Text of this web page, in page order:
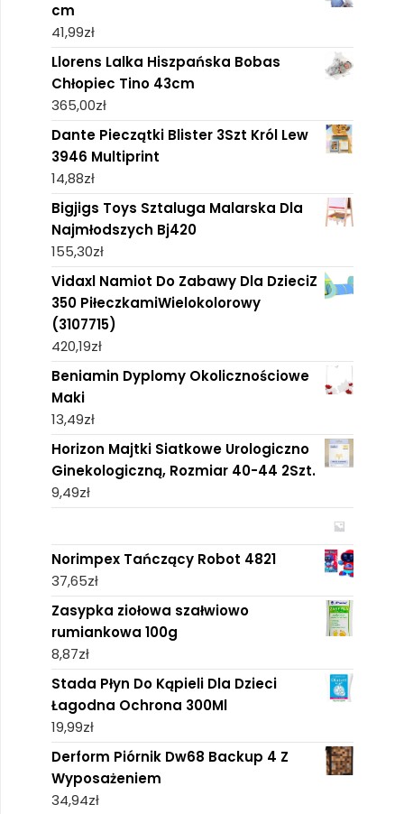
cm
41,99zł
Llorens Lalka Hiszpańska Bobas
Chłopiec Tino 43cm
365,00zł
Dante Pieczątki Blister 3Szt Król Lew
3946 Multiprint
14,88zł
Bigjigs Toys Sztaluga Malarska Dla
Najmłodszych Bj420
155,30zł
Vidaxl Namiot Do Zabawy Dla DzieciZ
350 PiłeczkamiWielokolorowy
(3107715)
420,19zł
Beniamin Dyplomy Okolicznościowe
Maki
13,49zł
Horizon Majtki Siatkowe Urologiczno
Ginekologiczną, Rozmiar 40-44 2Szt.
9,49zł
Norimpex Tańczący Robot 4821
37,65zł
Zasypka ziołowa szałwiowo
rumiankowa 100g
8,87zł
Stada Płyn Do Kąpieli Dla Dzieci
Łagodna Ochrona 300Ml
19,99zł
Derform Piórnik Dw68 Backup 4 Z
Wyposażeniem
34,94zł